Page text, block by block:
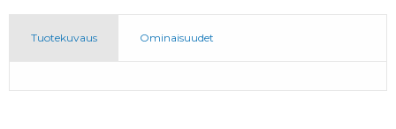
Tuotekuvaus Ominaisuudet